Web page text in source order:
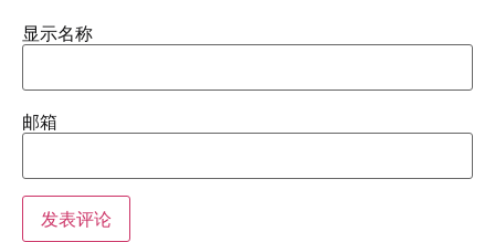
显示名称
邮箱